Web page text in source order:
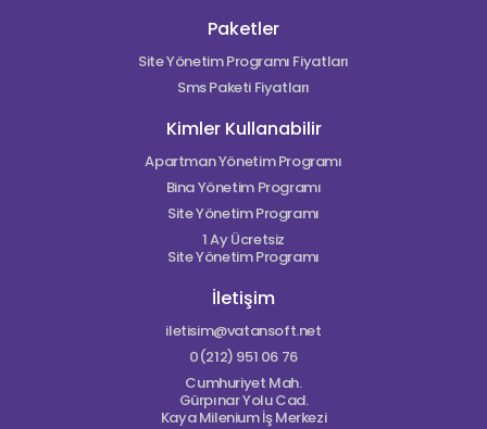
Paketler
Site Yönetim Programı Fiyatları
Sms Paketi Fiyatları
Kimler Kullanabilir
Apartman Yönetim Programı
Bina Yönetim Programı
Site Yönetim Programı
1 Ay Ücretsiz
Site Yönetim Programı
İletişim
iletisim@vatansoft.net
0(212) 951 06 76
Cumhuriyet Mah.
Gürpınar Yolu Cad.
Kaya Milenium İş Merkezi